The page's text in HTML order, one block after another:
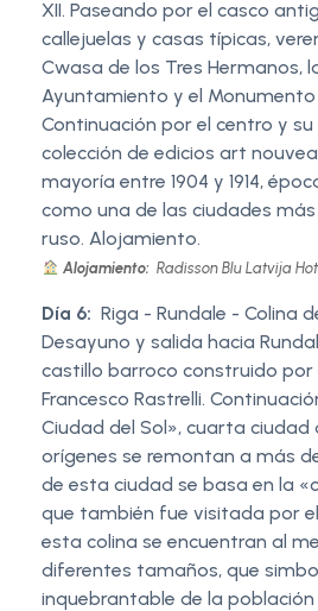
XII. Paseando por el casco
callejuelas y casas típicas,
Cwasa de los Tres Hermanos,
Ayuntamiento y el
Continuación por el centro y
colección de edicios art
mayoría entre 1904 y 1914,
como una de las ciudades
ruso. Alojamiento.
Alojamiento: Radisson Blu Latvija
Día 6: Riga - Rundale - Colina
Desayuno y salida hacia
castillo barroco construido
Francesco Rastrelli.
Ciudad del Sol», cuarta ciudad
orígenes se remontan a más
de esta ciudad se basa en la
que también fue visitada por el
esta colina se encuentran al
diferentes tamaños, que
inquebrantable de la